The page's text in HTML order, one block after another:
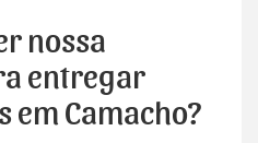
nossa
entregar
em Camacho?